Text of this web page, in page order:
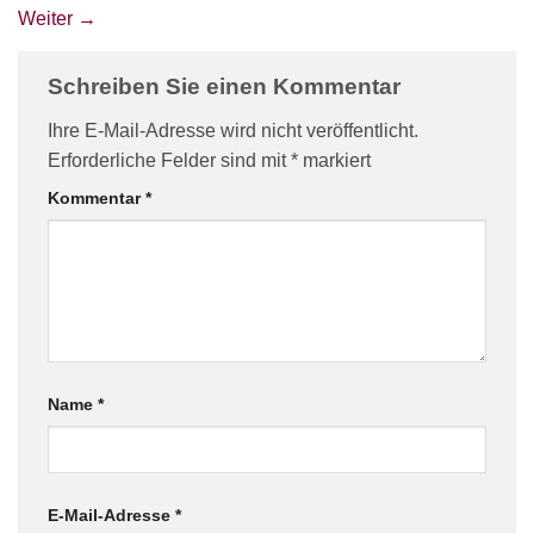
Weiter →
Schreiben Sie einen Kommentar
Ihre E-Mail-Adresse wird nicht veröffentlicht.
Erforderliche Felder sind mit* markiert
Kommentar*
Name *
E-Mail-Adresse *